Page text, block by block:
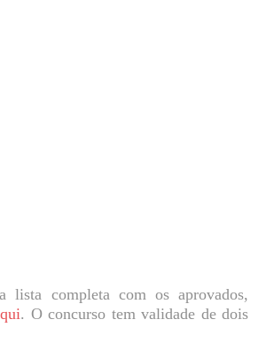
lista completa com os aprovados,
. O concurso tem validade de dois